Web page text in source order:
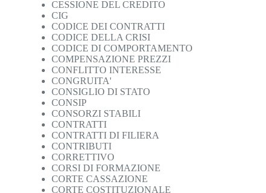
CESSIONE DEL CREDITO
CIG
CODICE DEI CONTRATTI
CODICE DELLA CRISI
CODICE DI COMPORTAMENTO
COMPENSAZIONE PREZZI
CONFLITTO INTERESSE
CONGRUITA'
CONSIGLIO DI STATO
CONSIP
CONSORZI STABILI
CONTRATTI
CONTRATTI DI FILIERA
CONTRIBUTI
CORRETTIVO
CORSI DI FORMAZIONE
CORTE CASSAZIONE
CORTE COSTITUZIONALE